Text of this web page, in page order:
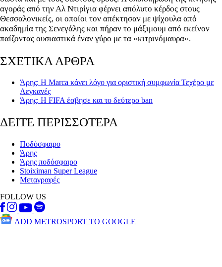
αγοράς από την Αλ Ντιρίγια φέρνει απόλυτο κέρδος στους
Θεσσαλονικείς, οι οποίοι τον απέκτησαν με ψίχουλα από
ακαδημία της Σενεγάλης και πήραν το μάξιμουμ από εκείνον
παίζοντας ουσιαστικά έναν γύρο με τα «κιτρινόμαυρα».
ΣΧΕΤΙΚΑ ΑΡΘΡΑ
Άρης: Η Marca κάνει λόγο για οριστική συμφωνία Τεχέρο με
Λεγκανές
Άρης: Η FIFA έσβησε και το δεύτερο ban
ΔΕΙΤΕ ΠΕΡΙΣΣΟΤΕΡΑ
Ποδόσφαιρο
Άρης
Άρης ποδόσφαιρο
Stoiximan Super League
Μεταγραφές
FOLLOW US
ADD METROSPORT TO GOOGLE